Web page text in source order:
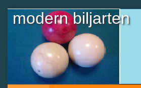
modern biljarten